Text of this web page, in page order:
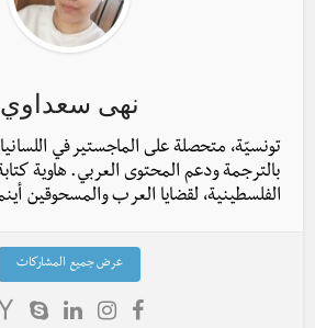
نهى سعداوي
تونسيّة، متحصلة على الماجستير في
بالترجمة ودعم المحتوى العربي. هاوية
الفلسطينية، لقضايا العرب والمسحوقين
عرض جميع المشاركات